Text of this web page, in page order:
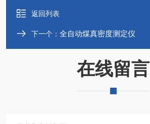
返回列表
下一个： 全自动煤真密度测定仪
在线留言